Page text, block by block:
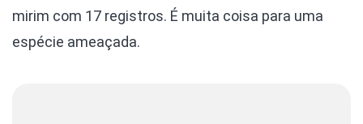
mirim com 17 registros. É muita coisa para uma
espécie ameaçada.